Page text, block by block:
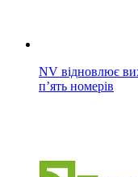
NV відновлює
п’ять номерів